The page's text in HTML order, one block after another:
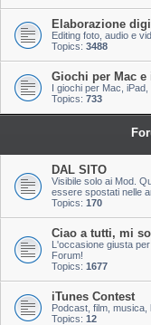
Elaborazione
Editing foto, audio e
Topics: 3488
Giochi per Mac e
I giochi per Mac,
Topics: 733
DAL SITO
Visibile solo ai Mod.
essere spostati nelle
Topics: 170
Ciao a tutti, mi
L'occasione giusta
Forum!
Topics: 1677
iTunes Contest
Podcast, film, musica,
Topics: 12